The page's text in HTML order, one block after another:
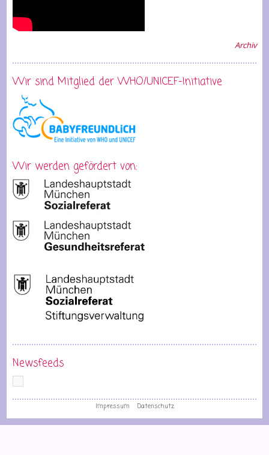
Archiv
Wir sind Mitglied der WHO/UNICEF-Initiative
Wir werden gefördert von:
Newsfeeds
Impressum Datenschutz